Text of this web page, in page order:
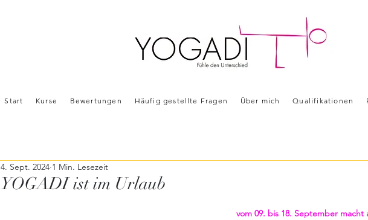
Start Kurse Bewertungen Häufig gestellte Fragen Über mich Qualifikationen
YOGADI ist im Urlaub
4. Sept. 2024 1 Min. Lesezeit
vom 09. bis 18. September macht